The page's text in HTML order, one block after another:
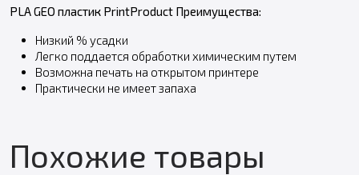
PLA GEO пластик PrintProduct Преимущества:
Низкий % усадки
Легко поддается обработки химическим путем
Возможна печать на открытом принтере
Практически не имеет запаха
Похожие товары